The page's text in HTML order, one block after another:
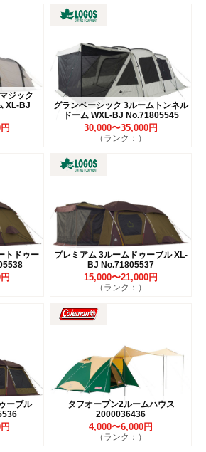
ジック
XL-BJ
グランベーシック 3ルームトンネル
ドーム WXL-BJ No.71805545
30,000〜35,000円
（ランク：）
トドゥー
プレミアム 3ルームドゥーブル XL-
BJ No.71805537
15,000〜21,000円
（ランク：）
ーブル
タフオープン2ルームハウス
2000036436
4,000〜6,000円
（ランク：）